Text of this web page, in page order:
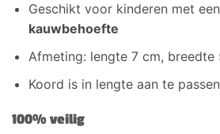
Geschikt voor kinderen met een
kauwbehoefte
Afmeting: lengte 7 cm, breedte
Koord is in lengte aan te passen
100% veilig